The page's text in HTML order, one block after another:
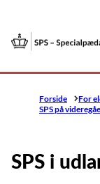
Gå til forsiden
Forside For
SPS på
SPS i